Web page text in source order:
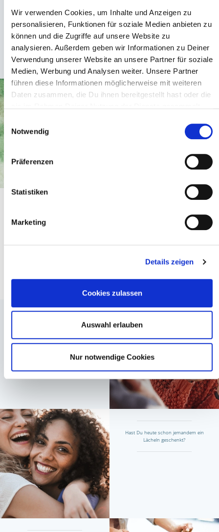
Wir verwenden Cookies, um Inhalte und Anzeigen zu
personalisieren, Funktionen für soziale Medien anbieten zu
können und die Zugriffe auf unsere Website zu
analysieren. Außerdem geben wir Informationen zu Deiner
Verwendung unserer Website an unsere Partner für soziale
Medien, Werbung und Analysen weiter. Unsere Partner
führen diese Informationen möglicherweise mit weiteren
Daten zusammen, die Du ihnen bereitgestellt hast oder die
Notwendig
Präferenzen
Statistiken
Marketing
Details zeigen
Cookies zulassen
Auswahl erlauben
Nur notwendige Cookies
WAS KANNST
DU TUN?
Hast Du heute schon jemandem ein
Lächeln geschenkt?